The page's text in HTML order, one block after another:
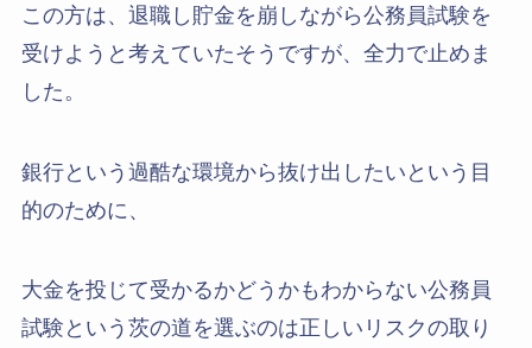
この方は、退職し貯金を崩しながら公務員試験を
受けようと考えていたそうですが、全力で止めま
した。
銀行という過酷な環境から抜け出したいという目
的のために、
大金を投じて受かるかどうかもわからない公務員
試験という茨の道を選ぶのは正しいリスクの取り